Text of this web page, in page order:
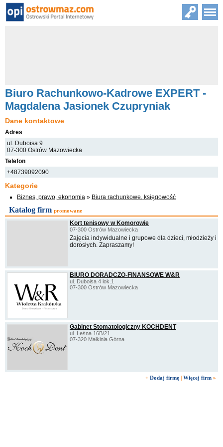
Biuro Rachunkowo-Kadrowe EXPERT -
Magdalena Jasionek Czupryniak
Dane kontaktowe
Adres
ul. Duboisa 9
07-300 Ostrów Mazowiecka
Telefon
+48739092090
Kategorie
Biznes, prawo, ekonomia » Biura rachunkowe, księgowość
Katalog firm promowane
Kort tenisowy w Komorowie
07-300 Ostrów Mazowiecka
Zajęcia indywidualne i grupowe dla dzieci, młodzieży i
dorosłych. Zapraszamy!
BIURO DORADCZO-FINANSOWE W&R
ul. Duboisa 4 lok.1
07-300 Ostrów Mazowiecka
Gabinet Stomatologiczny KOCHDENT
ul. Leśna 16B/21
07-320 Małkinia Górna
+ Dodaj firmę | Więcej firm »